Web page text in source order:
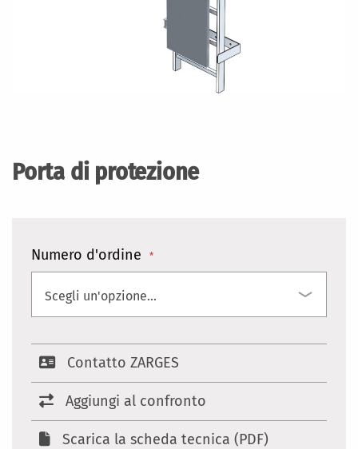
Porta di protezione
Numero d'ordine
Contatto ZARGES
Aggiungi al confronto
Scarica la scheda tecnica (PDF)
galleria